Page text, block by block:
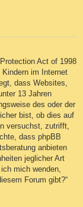
Act of 1998
im Internet
dass Websites,
13 Jahren
des oder der
bist, ob dies auf
versuchst, zutrifft,
dass phpBB
anbieten
jeglicher Art
mich wenden,
Forum gibt?“